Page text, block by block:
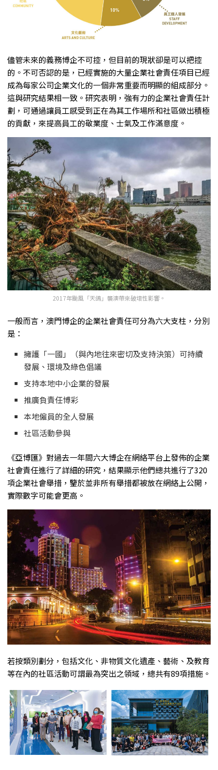
儘管未來的義務博企不可控，但目前的現狀卻是可以把控
的。不可否認的是，已經實施的大量企業社會責任項目已經
成為每家公司企業文化的一個非常重要而明顯的組成部分。
這與研究結果相一致。研究表明，強有力的企業社會責任計
劃，可通過讓員工感受到正在為其工作場所和社區做出積極
的貢獻，來提高員工的敬業度、士氣及工作滿意度。
2017年颱風「天鴿」襲澳帶來破壞性影響。
一般而言，澳門博企的企業社會責任可分為六大支柱，分別
是：
擁護「一國」（與內地往來密切及支持決策）可持續
發展、環境及綠色倡議
支持本地中小企業的發展
推廣負責任博彩
本地僱員的全人發展
社區活動參與
《亞博匯》對過去一年間六大博企在網絡平台上發佈的企業
社會責任進行了詳細的研究，結果顯示他們總共進行了320
項企業社會舉措，鑒於並非所有舉措都被放在網絡上公開，
實際數字可能會更高。
若按類別劃分，包括文化、非物質文化遺產、藝術、及教育
等在內的社區活動可謂最為突出之領域，總共有89項措施。